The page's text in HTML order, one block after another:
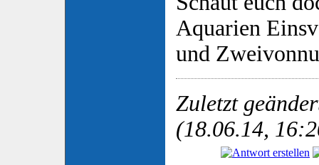
Aquarien
und
Zuletzt
(18.06.14,